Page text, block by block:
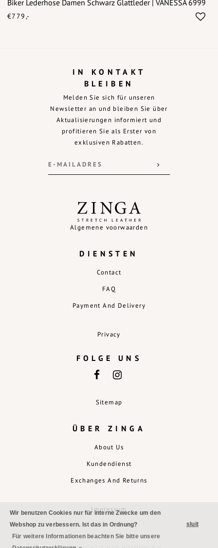
Biker Lederhose Damen Schwarz Glattleder | VANESSA 6999
€779,-
Algemene voorwaarden
DIENSTEN
Contact
FAQ
Payment And Delivery
Privacy
ÜBER ZINGA
About Us
Kundendienst
Exchanges And Returns
Impressum
FOLGE UNS
Sitemap
IN KONTAKT
BLEIBEN
Melden Sie sich für unseren
Newsletter an und bleiben Sie über
Aktualisierungen informiert und
profitieren Sie als Erster von
exklusiven Rabatten.
Wir benutzen Cookies nur für interne Zwecke um den
Webshop zu verbessern. Ist das in Ordnung?
sluit
Für weitere Informationen beachten Sie bitte unsere